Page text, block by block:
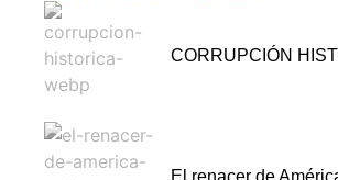
CORRUPCIÓN